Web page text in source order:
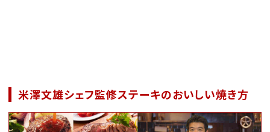
米澤文雄シェフ監修ステーキのおいしい焼き方